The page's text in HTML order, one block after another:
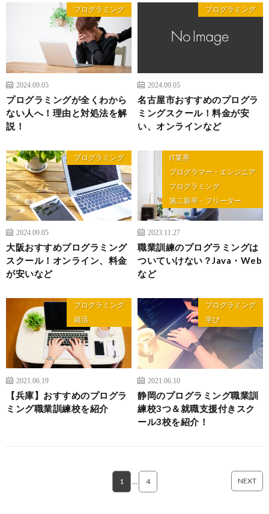
プログラミング
2024.09.05
プログラミングが全くわから
ない人へ！理由と対処法を解
説！
プログラミング
2024.09.05
名古屋市おすすめのプログラ
ミングスクール！料金が安
い、オンラインなど
プログラミング
2024.09.05
大阪おすすめプログラミング
スクール！オンライン、料金
が安いなど
IT業界
プログラマー・エンジニア
プログラミング
第二新卒・フリーター
2023.11.27
職業訓練のプログラミングは
ついていけない？Java・Web
など
プログラミング
就活
2021.06.19
【兵庫】おすすめのプログラ
ミング職業訓練校を紹介
プログラミング
学び
2021.06.10
静岡のプログラミング職業訓
練校3つ＆就職支援付きスク
ール3校を紹介！
1 4 NEXT